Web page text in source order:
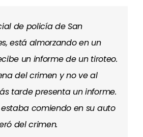
de policía de San
está almorzando en un
un informe de un tiroteo.
del crimen y no ve al
tarde presenta un informe.
estaba comiendo en su auto
del crimen.